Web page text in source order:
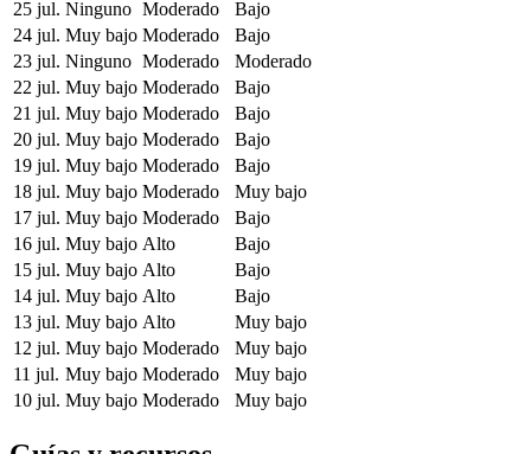
25 jul. Ninguno Moderado
Bajo
24 jul. Muy bajo Moderado
Bajo
23 jul. Ninguno Moderado
Moderado
22 jul. Muy bajo Moderado
Bajo
21 jul. Muy bajo Moderado
Bajo
20 jul. Muy bajo Moderado
Bajo
19 jul. Muy bajo Moderado
Bajo
18 jul. Muy bajo Moderado
Muy bajo
17 jul. Muy bajo Moderado
Bajo
16 jul. Muy bajo Alto
Bajo
15 jul. Muy bajo Alto
Bajo
14 jul. Muy bajo Alto
Bajo
13 jul. Muy bajo Alto
Muy bajo
12 jul. Muy bajo Moderado
Muy bajo
11 jul. Muy bajo Moderado
Muy bajo
10 jul. Muy bajo Moderado Muy bajo